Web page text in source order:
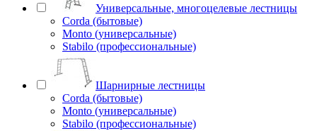
Универсальные, многоцелевые лестницы
Corda (бытовые)
Monto (универсальные)
Stabilo (профессиональные)
Шарнирные лестницы
Corda (бытовые)
Monto (универсальные)
Stabilo (профессиональные)